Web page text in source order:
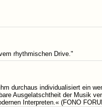
rhythmischen Drive."
durchaus individualisiert ein
Ausgelatschtheit der Musik
Interpreten.« (FONO